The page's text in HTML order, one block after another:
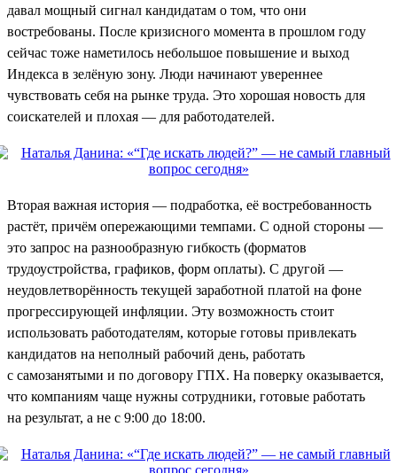
давал мощный сигнал кандидатам о том, что они
востребованы. После кризисного момента в прошлом году
сейчас тоже наметилось небольшое повышение и выход
Индекса в зелёную зону. Люди начинают увереннее
чувствовать себя на рынке труда. Это хорошая новость для
соискателей и плохая — для работодателей.
Вторая важная история — подработка, её востребованность
растёт, причём опережающими темпами. С одной стороны —
это запрос на разнообразную гибкость (форматов
трудоустройства, графиков, форм оплаты). С другой —
неудовлетворённость текущей заработной платой на фоне
прогрессирующей инфляции. Эту возможность стоит
использовать работодателям, которые готовы привлекать
кандидатов на неполный рабочий день, работать
с самозанятыми и по договору ГПХ. На поверку оказывается,
что компаниям чаще нужны сотрудники, готовые работать
на результат, а не с 9:00 до 18:00.